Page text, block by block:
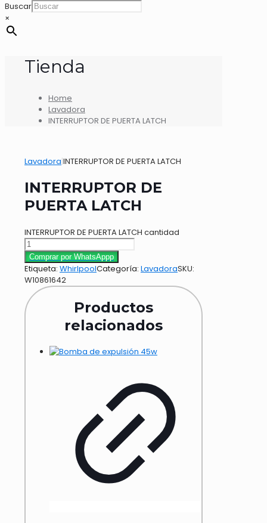
Buscar
×
Tienda
Home
Lavadora
INTERRUPTOR DE PUERTA LATCH
Lavadora|INTERRUPTOR DE PUERTA LATCH
INTERRUPTOR DE
PUERTA LATCH
INTERRUPTOR DE PUERTA LATCH cantidad
Comprar por WhatsAppp
Etiqueta: WhirlpoolCategoría: LavadoraSKU:
W10861642
Productos
relacionados